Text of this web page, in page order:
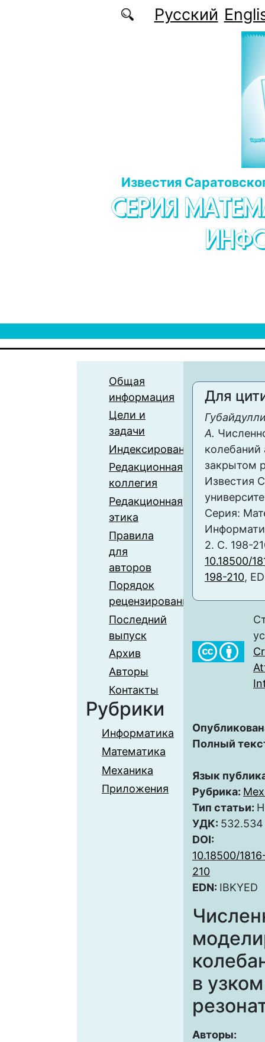
Перейти к основному содержаниюРусский
Известия
СЕРИЯ
Общая
информация
Цели и
задачи
Индексирование
Редакционная
коллегия
Редакционная
этика
Правила
для
авторов
Порядок
рецензирования
Последний
выпуск
Архив
Авторы
Контакты
Рубрики
Информатика
Математика
Механика
Приложения
Для
А.
колебаний
закрытом
Известия
Серия:
2. С. 198-
10.18500/
198-210,
Полный
Язык
Рубрика:
Тип статьи:
УДК: 532.534
DOI:
10.18500/
210
EDN: IBKYED
в
Авторы: